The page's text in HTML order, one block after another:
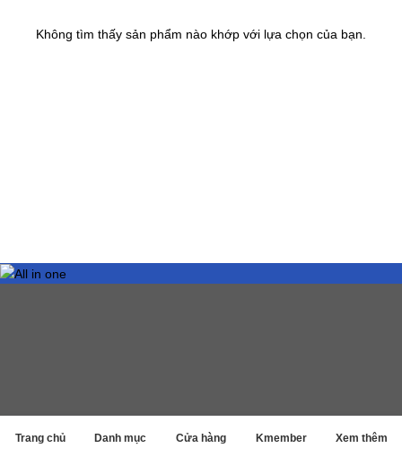
Trang chủ Danh mục Cửa hàng Kmember Xem thêm
Không tìm thấy sản phẩm nào khớp với lựa chọn của bạn.